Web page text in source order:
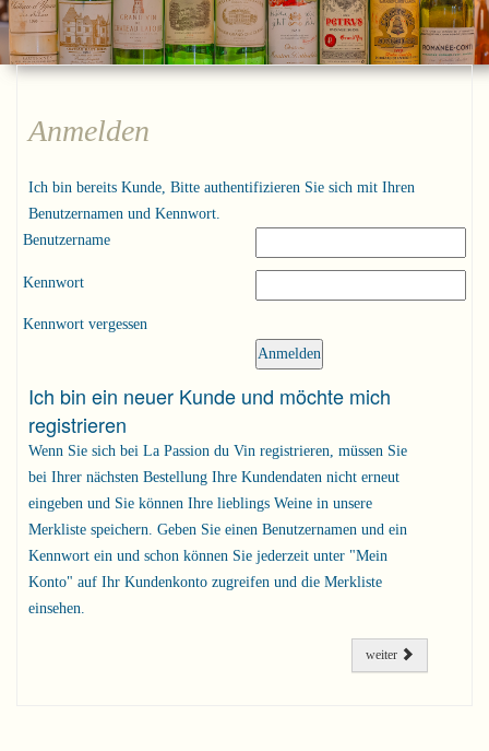
Anmelden
Ich bin bereits Kunde, Bitte authentifizieren Sie sich mit Ihren
Benutzernamen und Kennwort.
Benutzername
Kennwort
Kennwort vergessen
Ich bin ein neuer Kunde und möchte mich
registrieren
Wenn Sie sich bei La Passion du Vin registrieren, müssen Sie
bei Ihrer nächsten Bestellung Ihre Kundendaten nicht erneut
eingeben und Sie können Ihre lieblings Weine in unsere
Merkliste speichern. Geben Sie einen Benutzernamen und ein
Kennwort ein und schon können Sie jederzeit unter "Mein
Konto" auf Ihr Kundenkonto zugreifen und die Merkliste
einsehen.
weiter